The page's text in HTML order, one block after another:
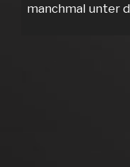
manchmal unter